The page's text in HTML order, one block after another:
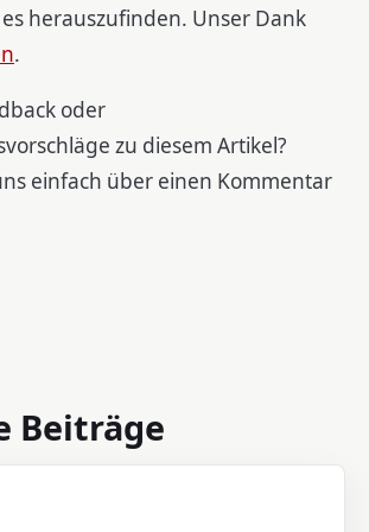
herauszufinden. Unser Dank
.
oder
zu diesem Artikel?
einfach über einen Kommentar
Beiträge